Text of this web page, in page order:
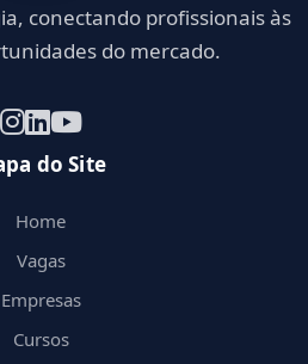
conectando profissionais às
do mercado.
do Site
Home
Vagas
Empresas
Cursos